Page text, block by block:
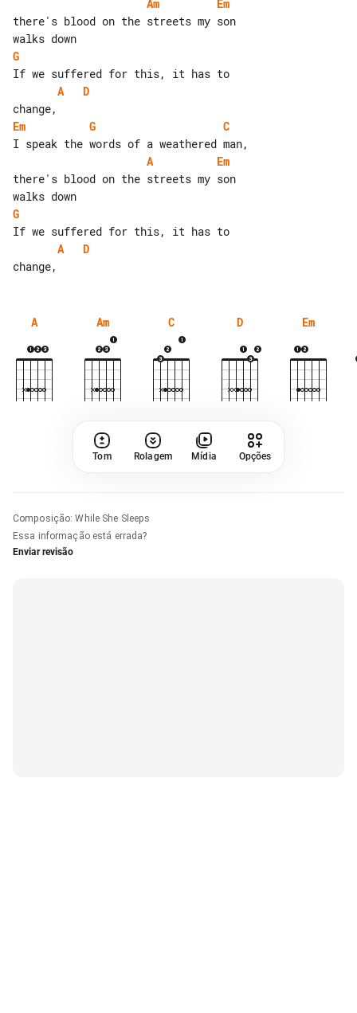
Am
Em
there's blood on the streets my son
G
A
D
Em
G
C
A
Em
there's blood on the streets my son
G
A
D
A Am C D Em
Tom Rolagem Mídia Opções
Composição:While She Sleeps
Essa informação está errada?
Enviar revisão